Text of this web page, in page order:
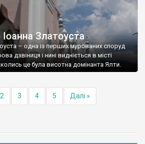
Златоуста
– одна із перших мурованих споруд
дзвіниця і нині видніється в місті
це була висотна домінанта Ялти.
2 3 4 5 Далі »